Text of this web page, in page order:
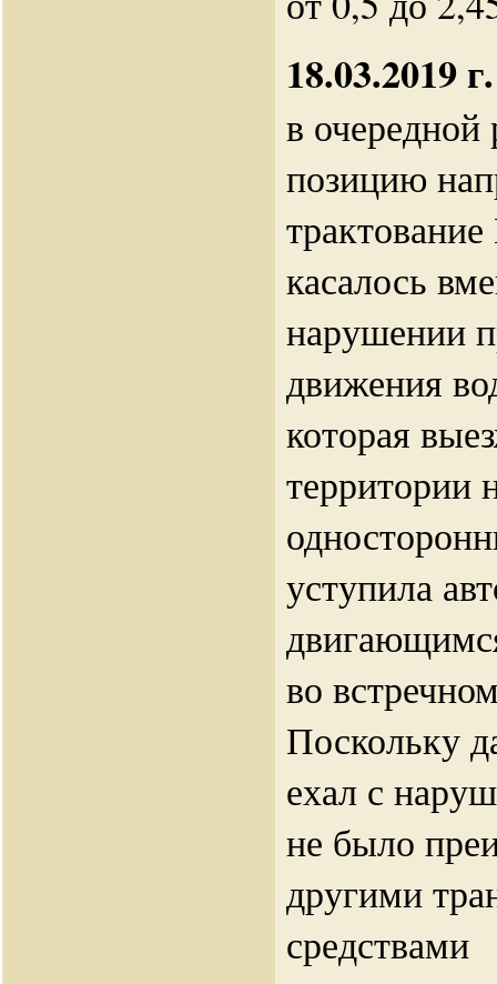
18.03.2019
в очередной
позицию
касалось
нарушении
движения
которая
территории
уступила
во
Поскольку
ехал с
не было
другими
средствами